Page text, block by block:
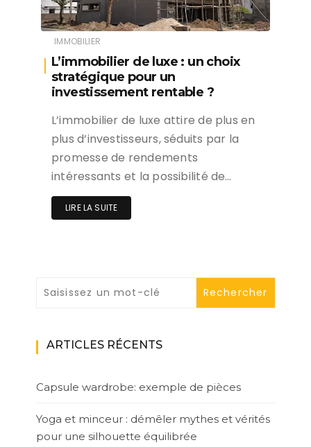
IMMOBILIER
L’immobilier de luxe : un choix
stratégique pour un
investissement rentable ?
L’immobilier de luxe attire de plus en
plus d’investisseurs, séduits par la
promesse de rendements
intéressants et la possibilité de…
LIRE LA SUITE
ARTICLES RÉCENTS
Capsule wardrobe: exemple de pièces
Yoga et minceur : démêler mythes et vérités
pour une silhouette équilibrée